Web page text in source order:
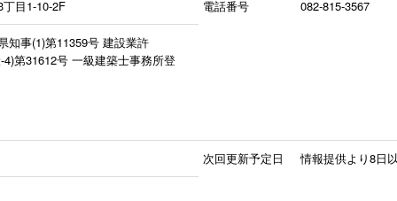
目1-10-2F 電話番号 082-815-3567
事(1)第11359号 建設業許
号 一級建築士事務所登
次回更新予定日 情報提供より8日